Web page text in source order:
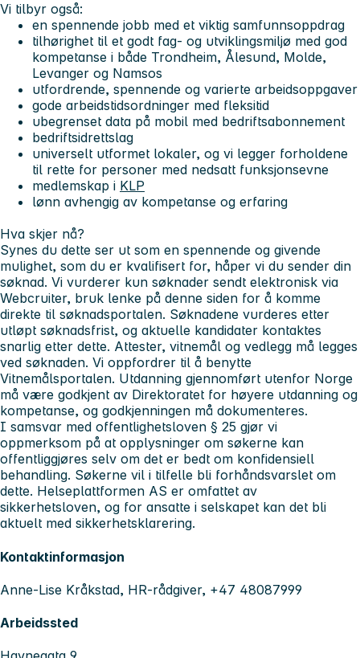
Vi tilbyr også:
en spennende jobb med et viktig samfunnsoppdrag
tilhørighet til et godt fag- og utviklingsmiljø med god
kompetanse i både Trondheim, Ålesund, Molde,
Levanger og Namsos
utfordrende, spennende og varierte arbeidsoppgaver
gode arbeidstidsordninger med fleksitid
ubegrenset data på mobil med bedriftsabonnement
bedriftsidrettslag
universelt utformet lokaler, og vi legger forholdene
til rette for personer med nedsatt funksjonsevne
medlemskap i KLP
lønn avhengig av kompetanse og erfaring
Hva skjer nå?
Synes du dette ser ut som en spennende og givende
mulighet, som du er kvalifisert for, håper vi du sender din
søknad. Vi vurderer kun søknader sendt elektronisk via
Webcruiter, bruk lenke på denne siden for å komme
direkte til søknadsportalen. Søknadene vurderes etter
utløpt søknadsfrist, og aktuelle kandidater kontaktes
snarlig etter dette. Attester, vitnemål og vedlegg må legges
ved søknaden. Vi oppfordrer til å benytte
Vitnemålsportalen. Utdanning gjennomført utenfor Norge
må være godkjent av Direktoratet for høyere utdanning og
kompetanse, og godkjenningen må dokumenteres.
I samsvar med offentlighetsloven § 25 gjør vi
oppmerksom på at opplysninger om søkerne kan
offentliggjøres selv om det er bedt om konfidensiell
behandling. Søkerne vil i tilfelle bli forhåndsvarslet om
dette. Helseplattformen AS er omfattet av
sikkerhetsloven, og for ansatte i selskapet kan det bli
aktuelt med sikkerhetsklarering.
Kontaktinformasjon
Anne-Lise Kråkstad, HR-rådgiver, +47 48087999
Arbeidssted